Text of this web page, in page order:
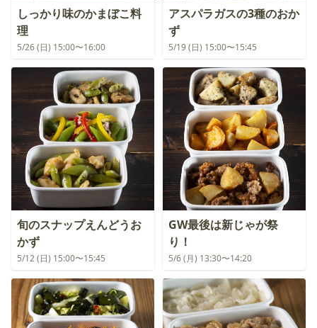
しっかり味のかまぼこ料
理
5/26 (日) 15:00〜16:00
アスパラガスの3種のおか
ず
5/19 (日) 15:00〜15:45
旬のスナップえんどうお
かず
5/12 (日) 15:00〜15:45
GW最後は新じゃが祭
り！
5/6 (月) 13:30〜14:20